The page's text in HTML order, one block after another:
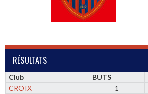
RÉSULTATS
Club BUTS
CROIX
1